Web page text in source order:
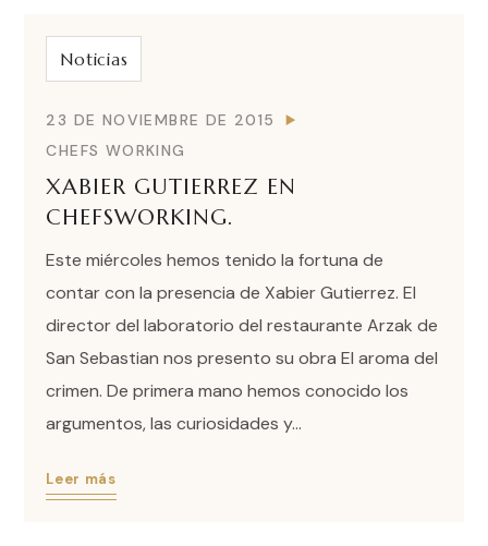
Noticias
23 DE NOVIEMBRE DE 2015
CHEFS WORKING
XABIER GUTIERREZ EN
CHEFSWORKING.
Este miércoles hemos tenido la fortuna de
contar con la presencia de Xabier Gutierrez. El
director del laboratorio del restaurante Arzak de
San Sebastian nos presento su obra El aroma del
crimen. De primera mano hemos conocido los
argumentos, las curiosidades y...
Leer más